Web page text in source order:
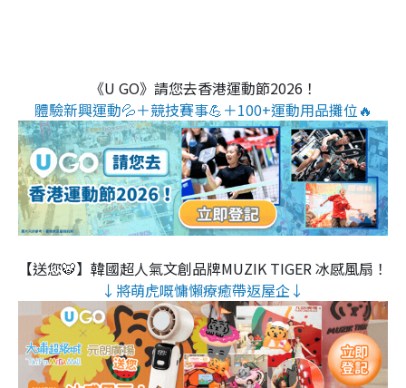
《U GO》請您去香港運動節2026！
體驗新興運動💦＋競技賽事💪＋100+運動用品攤位🔥
【送您🐯】韓國超人氣文創品牌MUZIK TIGER 冰感風扇！
↓將萌虎嘅慵懶療癒帶返屋企↓